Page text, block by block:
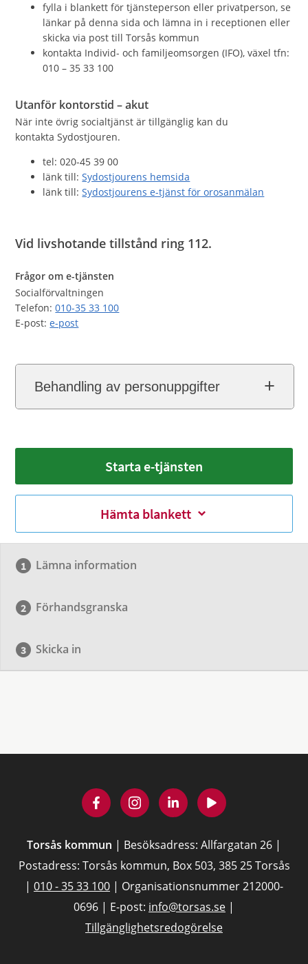
fylla i blankett för tjänsteperson eller privatperson, se
länkar på denna sida och lämna in i receptionen eller
skicka via post till Torsås kommun
kontakta Individ- och familjeomsorgen (IFO), växel tfn:
010 – 35 33 100
Utanför kontorstid – akut
När inte övrig socialtjänst är tillgänglig kan du
kontakta Sydostjouren.
tel: 020-45 39 00
länk till:Sydostjourens hemsida
länk till:Sydostjourens e-tjänst för orosanmälan
Vid livshotande tillstånd ring 112.
Frågor om e-tjänsten
Socialförvaltningen
Telefon:010-35 33 100
E-post:e-post
Behandling av personuppgifter
Starta e-tjänsten
Hämta blankett
Lämna information
Förhandsgranska
Skicka in
Torsås kommun | Besöksadress: Allfargatan 26 |
Postadress: Torsås kommun, Box 503, 385 25 Torsås
| 010 - 35 33 100 | Organisationsnummer 212000-
0696 | E-post: info@torsas.se |
Tillgänglighetsredogörelse